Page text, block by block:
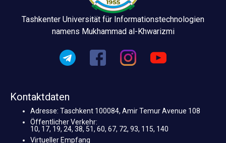
Tashkenter Universität für Informationstechnologien
namens Mukhammad al-Khwarizmi
Kontaktdaten
Adresse: Taschkent 100084, Amir Temur Avenue 108
Öffentlicher Verkehr:
10, 17, 19, 24, 38, 51, 60, 67, 72, 93, 115, 140
Virtueller Empfang